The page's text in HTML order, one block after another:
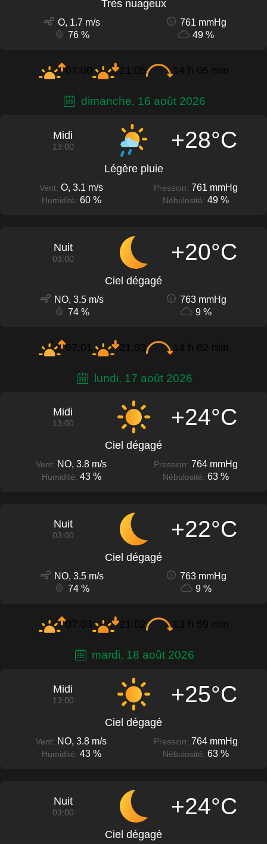
Très nuageux
O, 1.7 m/s
761 mmHg
76 %
49 %
07:00 21:05 14 h 05 min
dimanche, 16 août 2026
Midi
13:00 +28°C
Légère pluie
Vent: O, 3.1 m/s Pression: 761 mmHg
Humidité: 60 % Nébulosité: 49 %
Nuit
03:00 +20°C
Ciel dégagé
NO, 3.5 m/s
763 mmHg
74 %
9 %
07:01 21:03 14 h 02 min
lundi, 17 août 2026
Midi
13:00 +24°C
Ciel dégagé
Vent: NO, 3.8 m/s Pression: 764 mmHg
Humidité: 43 % Nébulosité: 63 %
Nuit
03:00 +22°C
Ciel dégagé
NO, 3.5 m/s
763 mmHg
74 %
9 %
07:03 21:02 13 h 59 min
mardi, 18 août 2026
Midi
13:00 +25°C
Ciel dégagé
Vent: NO, 3.8 m/s Pression: 764 mmHg
Humidité: 43 % Nébulosité: 63 %
Nuit
03:00 +24°C
Ciel dégagé